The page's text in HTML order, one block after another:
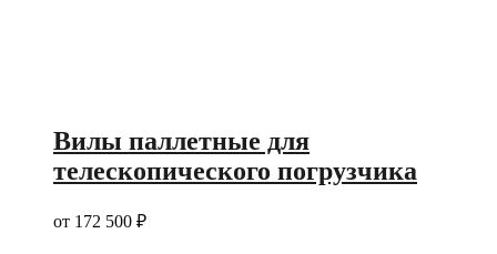
Вилы паллетные для
телескопического погрузчика
от 172 500 ₽